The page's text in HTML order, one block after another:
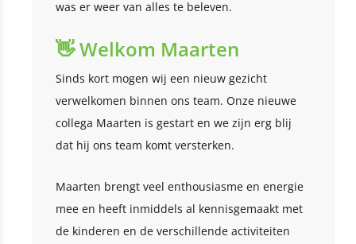
was er weer van alles te beleven.
👋 Welkom Maarten
Sinds kort mogen wij een nieuw gezicht
verwelkomen binnen ons team. Onze nieuwe
collega Maarten is gestart en we zijn erg blij
dat hij ons team komt versterken.
Maarten brengt veel enthousiasme en energie
mee en heeft inmiddels al kennisgemaakt met
de kinderen en de verschillende activiteiten